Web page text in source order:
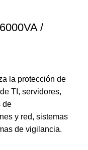
/
la protección de
TI, servidores,
de
y red, sistemas
de vigilancia.